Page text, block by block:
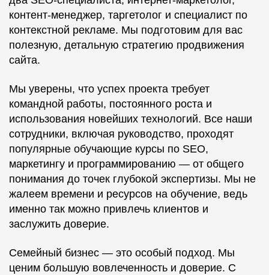
контент-менеджер, таргетолог и специалист по
контекстной рекламе. Мы подготовим для вас
полезную, детальную стратегию продвижения
сайта.
Мы уверены, что успех проекта требует
командной работы, постоянного роста и
использования новейших технологий. Все наши
сотрудники, включая руководство, проходят
популярные обучающие курсы по SEO,
маркетингу и программированию — от общего
понимания до точек глубокой экспертизы. Мы не
жалеем времени и ресурсов на обучение, ведь
именно так можно привлечь клиентов и
заслужить доверие.
Семейный бизнес — это особый подход. Мы
ценим большую вовлеченность и доверие. С